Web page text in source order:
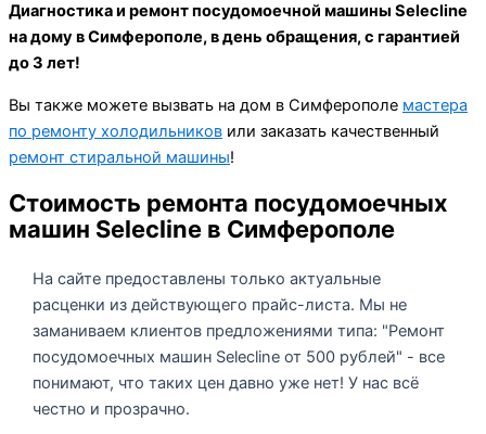
Диагностика и ремонт посудомоечной машины Selecline
на дому в Симферополе, в день обращения, с гарантией
до 3 лет!
Вы также можете вызвать на дом в Симферополе мастера
по ремонту холодильников или заказать качественный
ремонт стиральной машины!
Стоимость ремонта посудомоечных
машин Selecline в Симферополе
На сайте предоставлены только актуальные
расценки из действующего прайс-листа. Мы не
заманиваем клиентов предложениями типа: "Ремонт
посудомоечных машин Selecline от 500 рублей" - все
понимают, что таких цен давно уже нет! У нас всё
честно и прозрачно.